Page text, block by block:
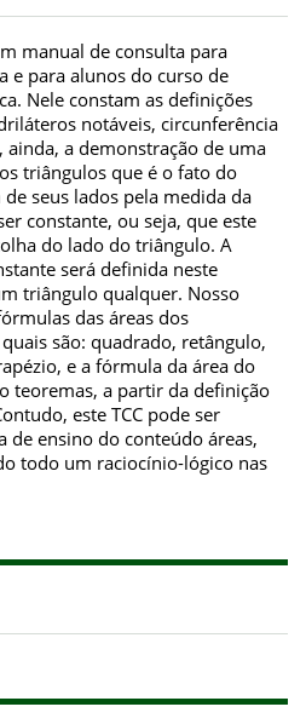
manual de consulta para
e para alunos do curso de
Nele constam as definições
notáveis, circunferência
ainda, a demonstração de uma
triângulos que é o fato do
seus lados pela medida da
constante, ou seja, que este
do lado do triângulo. A
será definida neste
triângulo qualquer. Nosso
das áreas dos
são: quadrado, retângulo,
e a fórmula da área do
teoremas, a partir da definição
este TCC pode ser
de ensino do conteúdo áreas,
todo um raciocínio-lógico nas